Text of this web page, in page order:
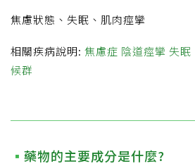
焦慮狀態、失眠、肌肉痙攣
相關疾病說明: 焦慮症 陰道痙攣 失眠
候群
藥物的主要成分是什麼?